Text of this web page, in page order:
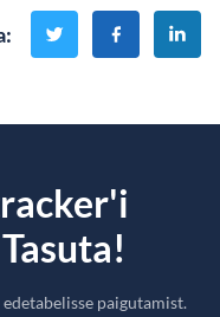
:
edetabelisse paigutamist.